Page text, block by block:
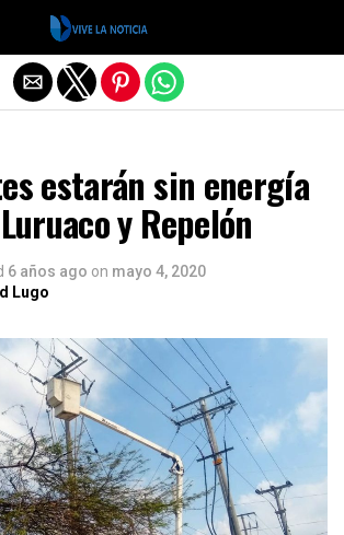
estarán sin energía
y Repelón
6 años ago on mayo 4, 2020
Lugo
Salir de la versión móvil